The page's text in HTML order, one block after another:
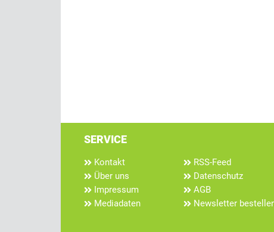
SERVICE
Kontakt
Über uns
Impressum
Mediadaten
RSS-Feed
Datenschutz
AGB
Newsletter